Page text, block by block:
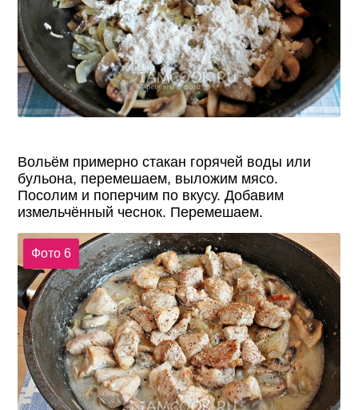
Вольём примерно стакан горячей воды или
бульона, перемешаем, выложим мясо.
Посолим и поперчим по вкусу. Добавим
измельчённый чеснок. Перемешаем.
Фото 6